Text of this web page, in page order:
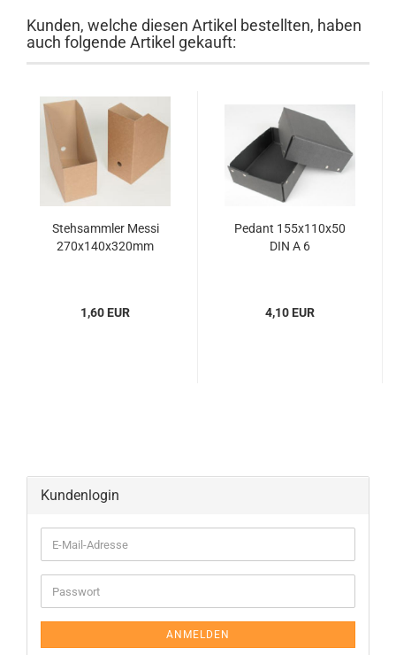
Kunden, welche diesen Artikel bestellten, haben
auch folgende Artikel gekauft:
Steh­samm­ler Messi
270x140x320mm
1,60 EUR
Pe­dant 155x110x50
DIN A 6
4,10 EUR
Kundenlogin
ANMELDEN